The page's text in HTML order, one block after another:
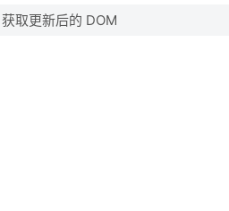
取更新后的 DOM